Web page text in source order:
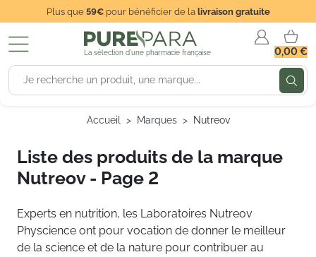
Plus que59€pour bénéficier de lalivraison gratuite
La sélection d'une pharmacie française 0,00 €
Accueil Marques Nutreov
Liste des produits de la marque
Nutreov - Page 2
Experts en nutrition, les Laboratoires Nutreov
Physcience ont pour vocation de donner le meilleur
de la science et de la nature pour contribuer au